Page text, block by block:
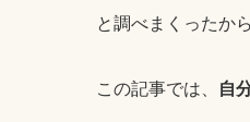
と調べまくったから
この記事では、 自